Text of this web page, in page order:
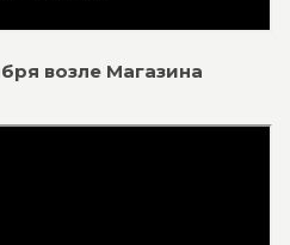
возле Магазина